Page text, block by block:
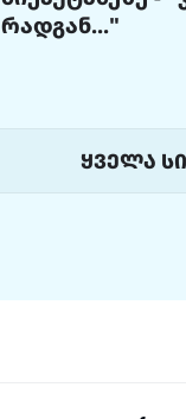
რადგან..."
ყველა